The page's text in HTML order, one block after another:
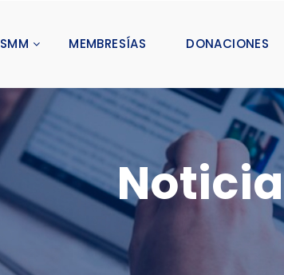
SMM MEMBRESÍAS DONACIONES